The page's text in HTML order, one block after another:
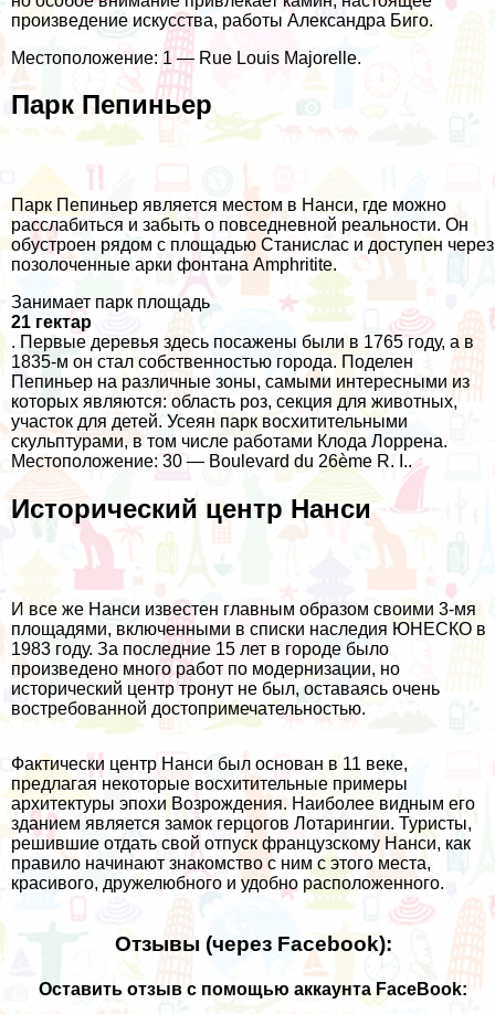
произведение искусства, работы Александра Биго.
Местоположение: 1 — Rue Louis Majorelle.
Парк Пепиньер
Парк Пепиньер является местом в Нанси, где можно
расслабиться и забыть о повседневной реальности. Он
обустроен рядом с площадью Станислас и доступен через
позолоченные арки фонтана Amphritite.
Занимает парк площадь
21 гектар
. Первые деревья здесь посажены были в 1765 году, а в
1835-м он стал собственностью города. Поделен
Пепиньер на различные зоны, самыми интересными из
которых являются: область роз, секция для животных,
участок для детей. Усеян парк восхитительными
скульптурами, в том числе работами Клода Лоррена.
Местоположение: 30 — Boulevard du 26ème R. I..
Исторический центр Нанси
И все же Нанси известен главным образом своими 3-мя
площадями, включенными в списки наследия ЮНЕСКО в
1983 году. За последние 15 лет в городе было
произведено много работ по модернизации, но
исторический центр тронут не был, оставаясь очень
востребованной достопримечательностью.
Фактически центр Нанси был основан в 11 веке,
предлагая некоторые восхитительные примеры
архитектуры эпохи Возрождения. Наиболее видным его
зданием является замок герцогов Лотарингии. Туристы,
решившие отдать свой отпуск французскому Нанси, как
правило начинают знакомство с ним с этого места,
красивого, дружелюбного и удобно расположенного.
Отзывы (через Facebook):
Оставить отзыв с помощью аккаунта FaceBook: